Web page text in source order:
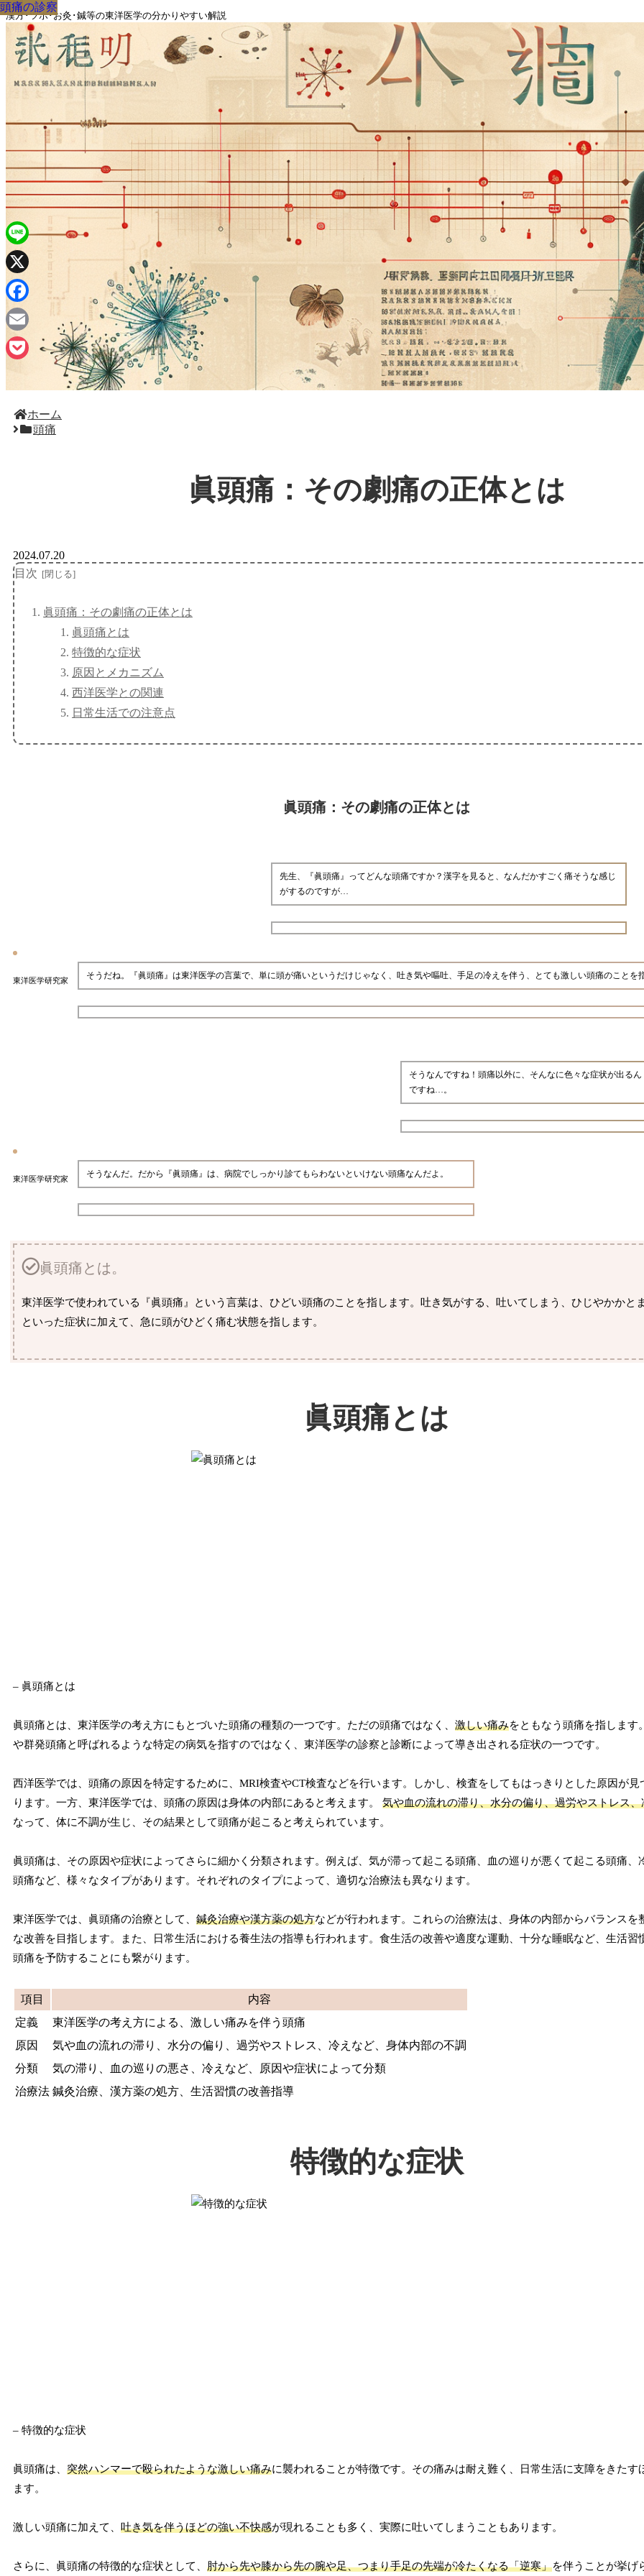
漢方･ツボ･お灸･鍼等の東洋医学の分かりやすい解説
ホーム
頭痛
眞頭痛：その劇痛の正体とは
頭痛
2024.07.20
目次
眞頭痛：その劇痛の正体とは
眞頭痛とは
特徴的な症状
原因とメカニズム
西洋医学との関連
日常生活での注意点
眞頭痛：その劇痛の正体とは
先生、『眞頭痛』ってどんな頭痛ですか？漢字を見ると、なんだかすごく痛そうな感じ
がするのですが…
東洋医学研究家 そうだね。『眞頭痛』は東洋医学の言葉で、単に頭が痛いというだけじゃなく、吐き気や嘔吐、手足の冷えを伴う、とても激しい頭痛のことを
そうなんですね！頭痛以外に、そんなに色々な症状が出るん
ですね…。
東洋医学研究家 そうなんだ。だから『眞頭痛』は、病院でしっかり診てもらわないといけない頭痛なんだよ。
眞頭痛とは。
東洋医学で使われている『眞頭痛』という言葉は、ひどい頭痛のことを指します。吐き気がする、吐いてしまう、ひじやかかと
といった症状に加えて、急に頭がひどく痛む状態を指します。
眞頭痛とは
– 眞頭痛とは
眞頭痛とは、東洋医学の考え方にもとづいた頭痛の種類の一つです。ただの頭痛ではなく、 激しい痛みをともなう頭痛を指します
や群発頭痛と呼ばれるような特定の病気を指すのではなく、東洋医学の診察と診断によって導き出される症状の一つです。
西洋医学では、頭痛の原因を特定するために、MRI検査やCT検査などを行います。しかし、検査をしてもはっきりとした原因が見
ります。一方、東洋医学では、頭痛の原因は身体の内部にあると考えます。 気や血の流れの滞り、水分の偏り、過労やストレス、
なって、体に不調が生じ、その結果として頭痛が起こると考えられています。
眞頭痛は、その原因や症状によってさらに細かく分類されます。例えば、気が滞って起こる頭痛、血の巡りが悪くて起こる頭痛、
頭痛など、様々なタイプがあります。それぞれのタイプによって、適切な治療法も異なります。
東洋医学では、眞頭痛の治療として、 鍼灸治療や漢方薬の処方などが行われます。これらの治療法は、身体の内部からバランスを
な改善を目指します。また、日常生活における養生法の指導も行われます。食生活の改善や適度な運動、十分な睡眠など、生活習
頭痛を予防することにも繋がります。
項目
内容
定義
東洋医学の考え方による、激しい痛みを伴う頭痛
原因
気や血の流れの滞り、水分の偏り、過労やストレス、冷えなど、身体内部の不調
分類
気の滞り、血の巡りの悪さ、冷えなど、原因や症状によって分類
治療法 鍼灸治療、漢方薬の処方、生活習慣の改善指導
特徴的な症状
– 特徴的な症状
眞頭痛は、 突然ハンマーで殴られたような激しい痛みに襲われることが特徴です。その痛みは耐え難く、日常生活に支障をきたす
ます。
激しい頭痛に加えて、 吐き気を伴うほどの強い不快感が現れることも多く、実際に吐いてしまうこともあります。
さらに、眞頭痛の特徴的な症状として、 肘から先や膝から先の腕や足、つまり手足の先端が冷たくなる「逆寒」を伴うことが挙げ
頭痛
漢方の診察
頭痛
頭痛
漢方の診察
頭痛
頭痛
頭痛
Line
X
Facebook
Email